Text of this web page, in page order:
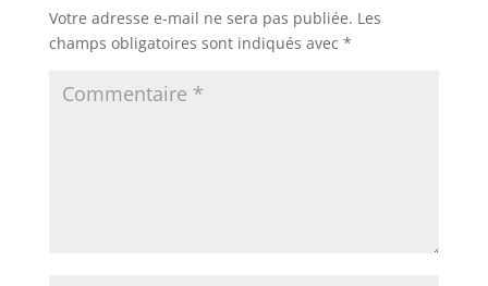
Votre adresse e-mail ne sera pas publiée. Les
champs obligatoires sont indiqués avec *